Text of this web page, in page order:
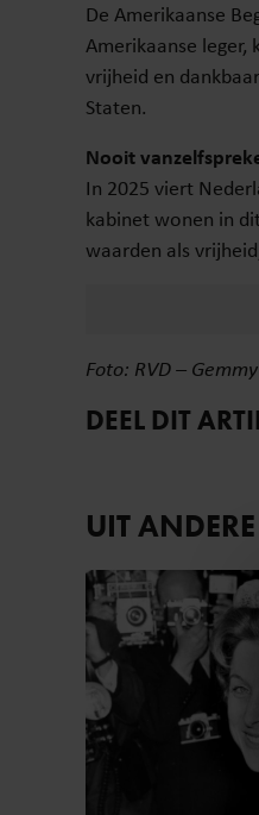
De Amerikaanse
Amerikaanse leger,
vrijheid en
Staten.
Nooit
In 2025 viert
kabinet wonen in
waarden als
Foto: RVD –
DEEL DIT
UIT